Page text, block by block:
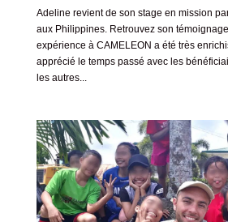
Adeline revient de son stage en mission
aux Philippines. Retrouvez son
expérience à CAMELEON a été très
apprécié le temps passé avec les
les autres...